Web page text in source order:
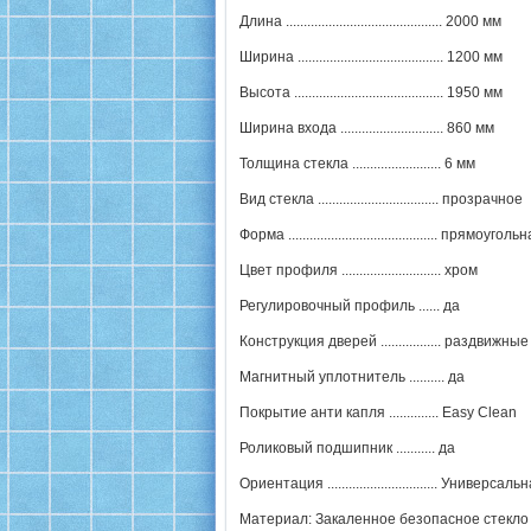
Длина ............................................ 2000 мм
Ширина ......................................... 1200 мм
Высота .......................................... 1950 мм
Ширина входа ............................. 860 мм
Толщина стекла ......................... 6 мм
Вид стекла .................................. прозрачное
Форма ..........................................
Цвет профиля ............................ хром
Регулировочный профиль ...... да
Конструкция дверей ................. раздвижные
Магнитный уплотнитель .......... да
Покрытие анти капля .............. Easy Clean
Роликовый подшипник ........... да
Ориентация ...............................
Материал: Закаленное безопасное стекло